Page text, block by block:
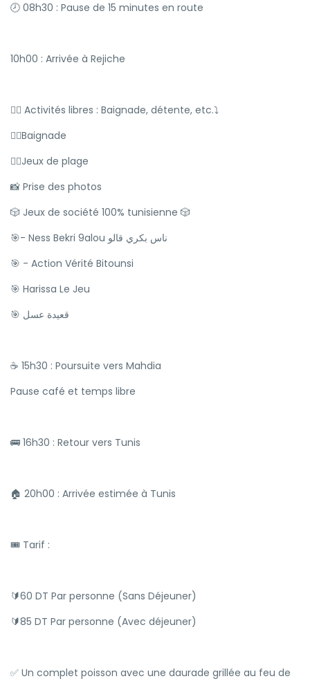
🕗 08h30 : Pause de 15 minutes en route
10h00 : Arrivée à Rejiche
🏊‍♂️ Activités libres : Baignade, détente, etc.⤵️
🏊‍♂️Baignade
🤽‍♀️Jeux de plage
📸 Prise des photos
🎲 Jeux de société 100% tunisienne 🎲
🎯- Ness Bekri 9alou ناس بكري قالو
🎯 - Action Vérité Bitounsi
🎯 Harissa Le Jeu
🎯 قعيدة عسل
☕️ 15h30 : Poursuite vers Mahdia
Pause café et temps libre
🚌 16h30 : Retour vers Tunis
🏠 20h00 : Arrivée estimée à Tunis
🎟 Tarif :
🔰60 DT Par personne (Sans Déjeuner)
🔰85 DT Par personne (Avec déjeuner)
✅ Un complet poisson avec une daurade grillée au feu de